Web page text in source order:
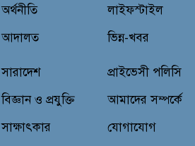
তদন্তের মাধ্যমে প্রকৃত দোষীদের শাস্তির
দাবি
প্রধানমন্ত্রী
অর্থনীতি
আদালত
লাইফস্টাইল
ভিন্ন-খবর
সারাদেশ
বিজ্ঞান ও প্রযুক্তি
সাক্ষাৎকার
প্রাইভেসী পলিসি
আমাদের সম্পর্কে
যোগাযোগ